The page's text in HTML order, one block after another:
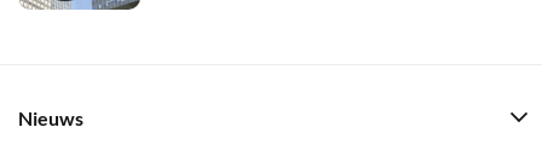
Nieuws